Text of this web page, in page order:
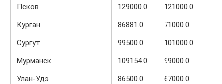
Псков
129000.0 121000.0
Курган
86881.0 71000.0
Сургут
99500.0 101000.0
Мурманск
109154.0 99000.0
Улан-Удэ
86500.0 67000.0